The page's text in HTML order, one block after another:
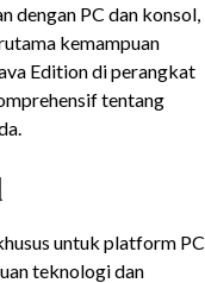
dengan PC dan konsol,
kemampuan
Edition di perangkat
tentang
untuk platform PC,
teknologi dan